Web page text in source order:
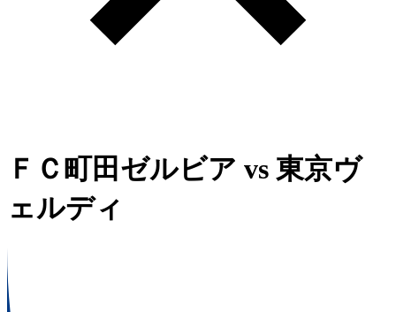
ＦＣ町田ゼルビア vs 東京ヴ
ェルディ